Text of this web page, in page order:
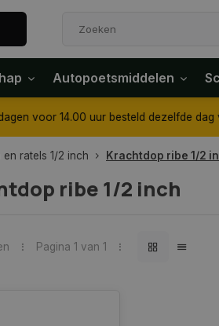
Autopoetsmiddelen
14.00 uur besteld dezelfde dag
en ratels 1/2 inch Krachtdop ribe 1/2
ribe 1/2 inch
Pagina 1 van 1